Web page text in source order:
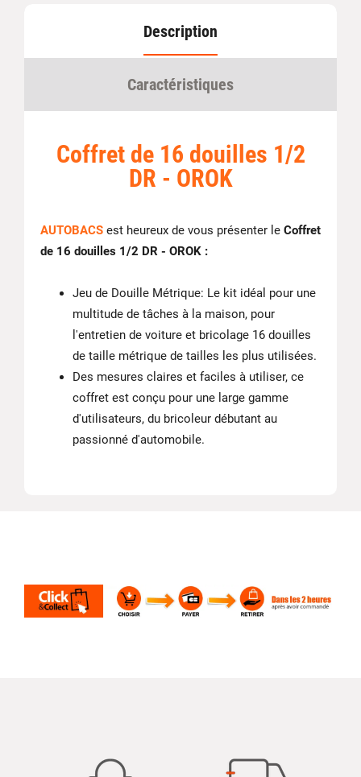
Description
Caractéristiques
Coffret de 16 douilles 1/2
DR - OROK
AUTOBACS est heureux de vous présenter le Coffret
de 16 douilles 1/2 DR - OROK :
Jeu de Douille Métrique: Le kit idéal pour une
multitude de tâches à la maison, pour
l'entretien de voiture et bricolage 16 douilles
de taille métrique de tailles les plus utilisées.
Des mesures claires et faciles à utiliser, ce
coffret est conçu pour une large gamme
d'utilisateurs, du bricoleur débutant au
passionné d'automobile.